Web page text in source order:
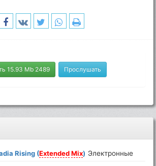
15.93 Mb 2489 Прослушать
Rising (Extended Mix) Электронные